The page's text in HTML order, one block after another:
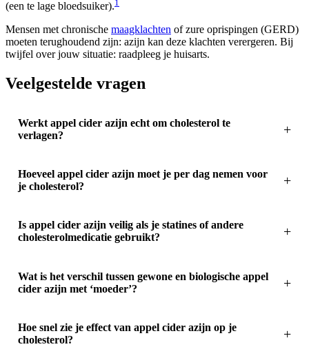
(een te lage bloedsuiker).1
Mensen met chronische maagklachten of zure oprispingen (GERD)
moeten terughoudend zijn: azijn kan deze klachten verergeren. Bij
twijfel over jouw situatie: raadpleeg je huisarts.
Veelgestelde vragen
Werkt appel cider azijn echt om cholesterol te
verlagen?
Hoeveel appel cider azijn moet je per dag nemen voor
je cholesterol?
Is appel cider azijn veilig als je statines of andere
cholesterolmedicatie gebruikt?
Wat is het verschil tussen gewone en biologische appel
cider azijn met ‘moeder’?
Hoe snel zie je effect van appel cider azijn op je
cholesterol?